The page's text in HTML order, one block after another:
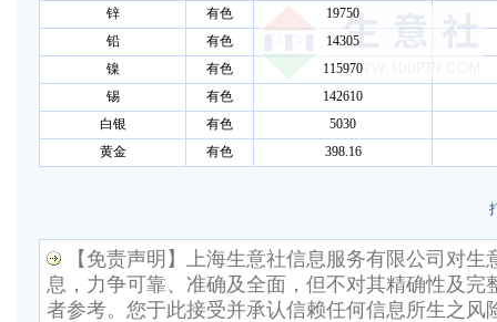
锌
有色
19750
铅
有色
14305
镍
有色
115970
锡
有色
142610
白银
有色
5030
黄金
有色 398.16
【免责声明】上海生意社信息服务有限公司对生
息，力争可靠、准确及全面，但不对其精确性及完
者参考。您于此接受并承认信赖任何信息所生之风